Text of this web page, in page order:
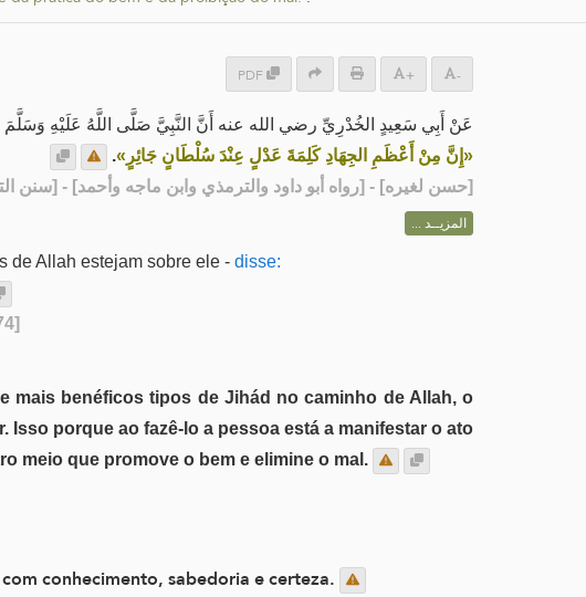
PDF + -
عَنْ أَبِي سَعِيدٍ الخُدْرِيِّ رضي الله عنه أَنَّ النَّبِيَّ صَلَّى اللَّهُ عَلَيْهِ وَسَلَّمَ
«إِنَّ مِنْ أَعْظَمِ الجِهَادِ كَلِمَةَ عَدْلٍ عِنْدَ سُلْطَانٍ جَائِرٍ».
[حسن لغيره] - [رواه أبو داود والترمذي وابن ماجه وأحمد] - [سنن
المزيــد ...
de Allah estejam sobre ele - disse:
mais benéficos tipos de Jihád no caminho de Allah, o
porque ao fazê-lo a pessoa está a manifestar o ato
meio que promove o bem e elimine o mal.
conhecimento, sabedoria e certeza.